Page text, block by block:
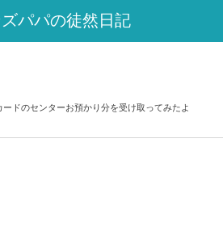
パパの徒然日記
ドのセンターお預かり分を受け取ってみたよ